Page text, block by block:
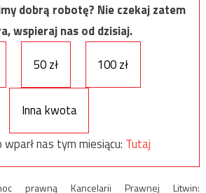
dobrą robotę? Nie czekaj zatem
wspieraj nas od dzisiaj.
50 zł 100 zł
Inna kwota
nas tym miesiącu: Tutaj
prawną Kancelarii Prawnej Litwin: